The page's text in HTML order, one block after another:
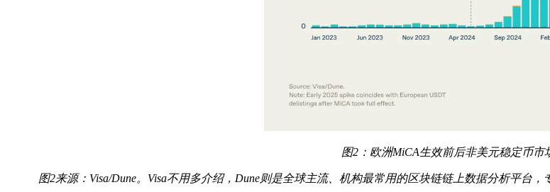
图2：欧洲MiCA生效前后非美元稳定币市
图2来源：Visa/Dune。Visa不用多介绍，Dune则是全球主流、机构最常用的区块链链上数据分析平台